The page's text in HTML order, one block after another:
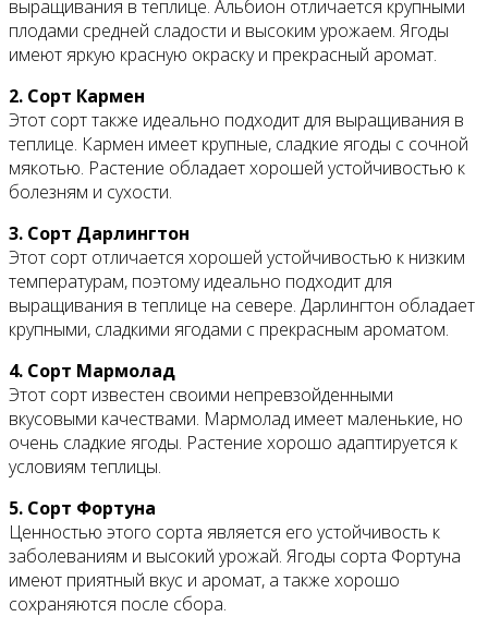
выращивания в теплице. Альбион отличается крупными
плодами средней сладости и высоким урожаем. Ягоды
имеют яркую красную окраску и прекрасный аромат.
2. Сорт Кармен
Этот сорт также идеально подходит для выращивания в
теплице. Кармен имеет крупные, сладкие ягоды с сочной
мякотью. Растение обладает хорошей устойчивостью к
болезням и сухости.
3. Сорт Дарлингтон
Этот сорт отличается хорошей устойчивостью к низким
температурам, поэтому идеально подходит для
выращивания в теплице на севере. Дарлингтон обладает
крупными, сладкими ягодами с прекрасным ароматом.
4. Сорт Мармолад
Этот сорт известен своими непревзойденными
вкусовыми качествами. Мармолад имеет маленькие, но
очень сладкие ягоды. Растение хорошо адаптируется к
условиям теплицы.
5. Сорт Фортуна
Ценностью этого сорта является его устойчивость к
заболеваниям и высокий урожай. Ягоды сорта Фортуна
имеют приятный вкус и аромат, а также хорошо
сохраняются после сбора.